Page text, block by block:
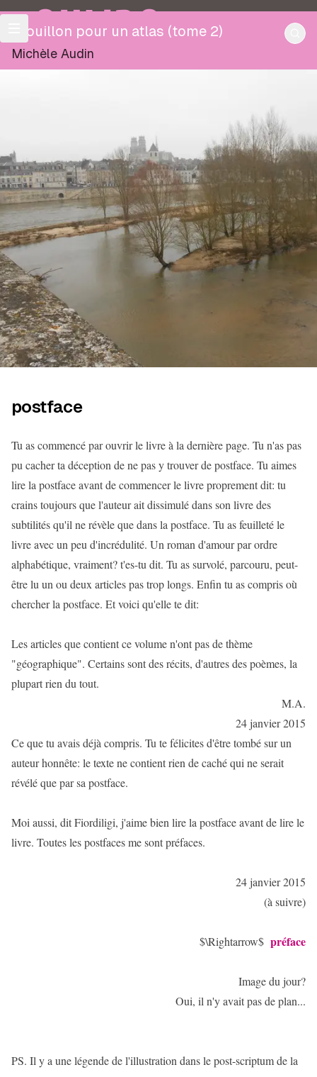
OULIPO
Brouillon pour un atlas (tome 2)
Michèle Audin
postface
Tu as commencé par ouvrir le livre à la dernière page. Tu n'as pas
pu cacher ta déception de ne pas y trouver de postface. Tu aimes
lire la postface avant de commencer le livre proprement dit: tu
crains toujours que l'auteur ait dissimulé dans son livre des
subtilités qu'il ne révèle que dans la postface. Tu as feuilleté le
livre avec un peu d'incrédulité. Un roman d'amour par ordre
alphabétique, vraiment? t'es-tu dit. Tu as survolé, parcouru, peut-
être lu un ou deux articles pas trop longs. Enfin tu as compris où
chercher la postface. Et voici qu'elle te dit:
Les articles que contient ce volume n'ont pas de thème
"géographique". Certains sont des récits, d'autres des poèmes, la
plupart rien du tout.
M.A.
24 janvier 2015
Ce que tu avais déjà compris. Tu te félicites d'être tombé sur un
auteur honnête: le texte ne contient rien de caché qui ne serait
révélé que par sa postface.
Moi aussi, dit Fiordiligi, j'aime bien lire la postface avant de lire le
livre. Toutes les postfaces me sont préfaces.
24 janvier 2015
(à suivre)
$\Rightarrow$ préface
Image du jour?
Oui, il n'y avait pas de plan...
PS. Il y a une légende de l'illustration dans le post-scriptum de la